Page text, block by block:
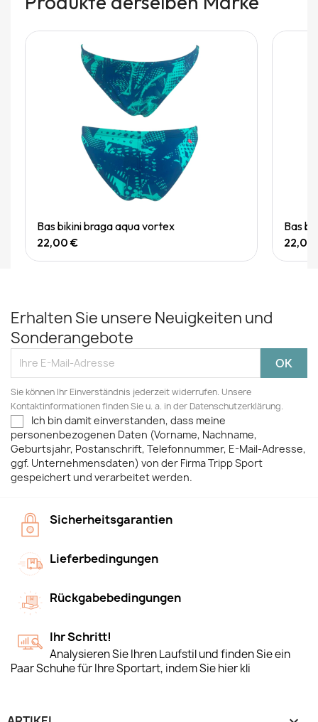
Quick View
Bas bikini braga aqua vortex
22,00 €
Bas
22,00
Erhalten Sie unsere Neuigkeiten und
Sonderangebote
Sie können Ihr Einverständnis jederzeit widerrufen. Unsere
Kontaktinformationen finden Sie u. a. in der Datenschutzerklärung.
Ich bin damit einverstanden, dass meine
personenbezogenen Daten (Vorname, Nachname,
Geburtsjahr, Postanschrift, Telefonnummer, E-Mail-Adresse,
ggf. Unternehmensdaten) von der Firma Tripp Sport
gespeichert und verarbeitet werden.
Sicherheitsgarantien
Lieferbedingungen
Rückgabebedingungen
Ihr Schritt!
Analysieren Sie Ihren Laufstil und finden Sie ein
Paar Schuhe für Ihre Sportart, indem Sie hier kli